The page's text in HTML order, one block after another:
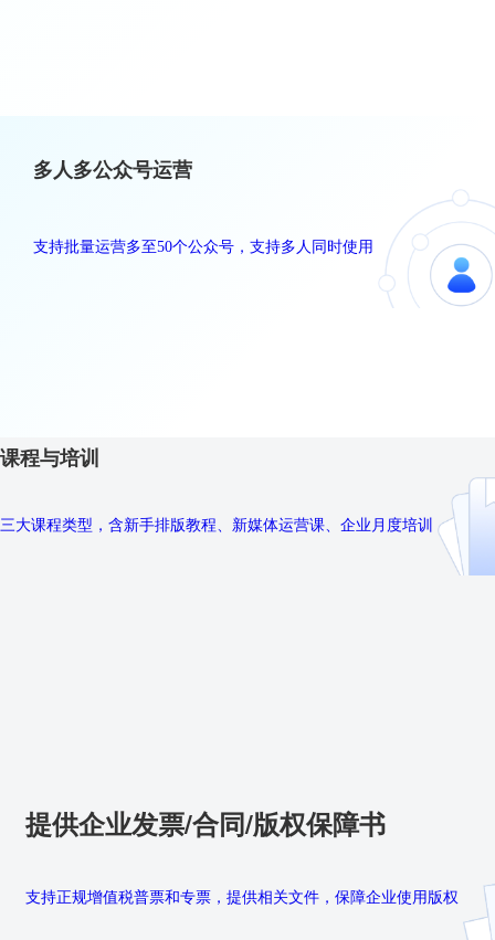
多人多公众号运营
支持批量运营多至50个公众号，支持多人同时使用
课程与培训
三大课程类型，含新手排版教程、新媒体运营课、企业月度培训
提供企业发票/合同/版权保障书
支持正规增值税普票和专票，提供相关文件，保障企业使用版权